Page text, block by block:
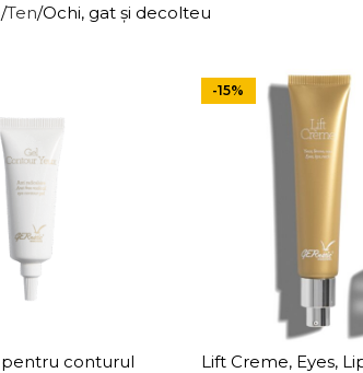
Ten Ochi, gat și decolteu
conturul
-15%
Lift Creme, Eyes,